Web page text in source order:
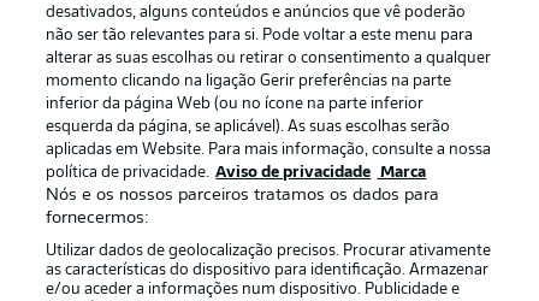
Gerir preferências Aviso de privacidade
Trabalhe conosco
Marca Contato
Jogadores
desativados, alguns conteúdos e anúncios que vê poderão
não ser tão relevantes para si. Pode voltar a este menu para
alterar as suas escolhas ou retirar o consentimento a qualquer
momento clicando na ligação Gerir preferências na parte
inferior da página Web (ou no ícone na parte inferior
esquerda da página, se aplicável). As suas escolhas serão
aplicadas em Website. Para mais informação, consulte a nossa
política de privacidade. Aviso de privacidade Marca
Nós e os nossos parceiros tratamos os dados para
fornecermos:
Utilizar dados de geolocalização precisos. Procurar ativamente
as características do dispositivo para identificação. Armazenar
e/ou aceder a informações num dispositivo. Publicidade e